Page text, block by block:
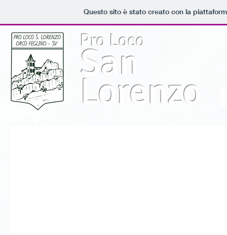
Questo sito è stato creato con la
Pro Loco
San
Lorenzo